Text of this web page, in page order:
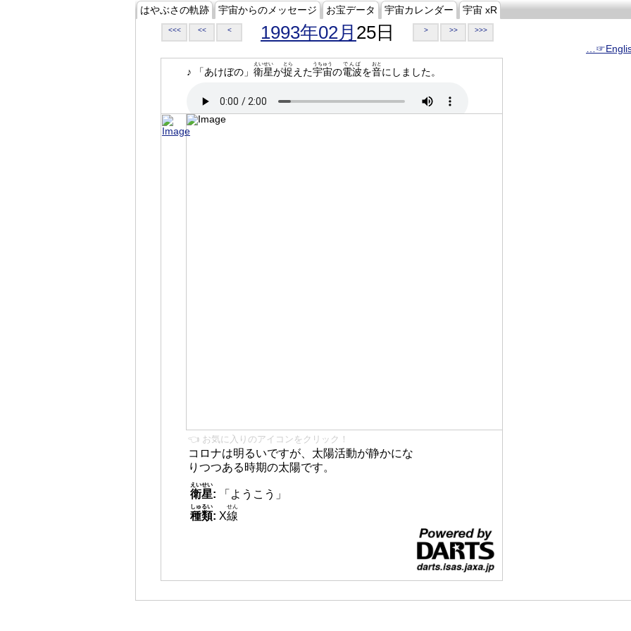
はやぶさの軌跡 宇宙からのメッセージ お宝データ 宇宙カレンダー 宇宙 xR
<<< << < 1993年02月 25日 > >> >>>
♪ 「あけぼの」 衛星
えいせい
が捉
とら
えた宇宙
うちゅう
の電波
でんぱ
を音
おと
にしました。
👈 お気に入りのアイコンをクリック！
コロナは明るいですが、太陽活動が静かにな
りつつある時期の太陽です。
衛星
えいせい
:
「ようこう」
種類
しゅるい
: X線
せん